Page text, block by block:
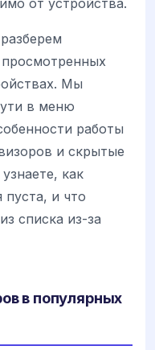
от устройства.
Мы
в меню
работы
и скрытые
как
пуста, и что
списка из-за
в популярных